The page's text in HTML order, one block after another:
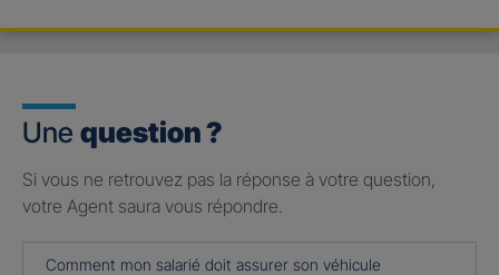
Une question ?
Si vous ne retrouvez pas la réponse à votre question,
votre Agent saura vous répondre.
Comment mon salarié doit assurer son véhicule